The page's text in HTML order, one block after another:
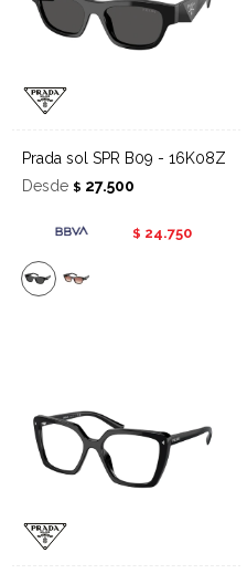
Prada sol SPR B09 - 16K08Z
Desde $ 27.500
$ 24.750